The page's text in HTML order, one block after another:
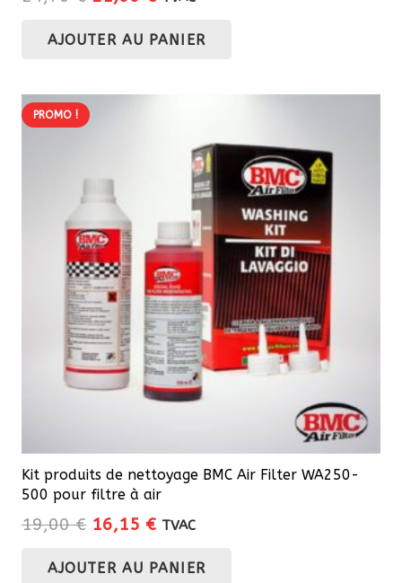
initial
actuel
AJOUTER AU PANIER
PROMO !
Kit produits de nettoyage BMC Air Filter WA250-
500 pour filtre à air
19,00€ Le
initial
16,15 €Le
actuel
TVAC
AJOUTER AU PANIER